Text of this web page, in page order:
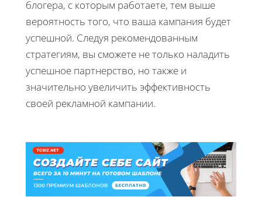
блогера, с которым работаете, тем выше
вероятность того, что ваша кампания будет
успешной. Следуя рекомендованным
стратегиям, вы сможете не только наладить
успешное партнерство, но также и
значительно увеличить эффективность
своей рекламной кампании.